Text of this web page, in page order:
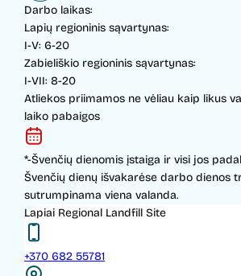
Darbo laikas:
Lapių regioninis sąvartynas:
I-V: 6-20
Zabieliškio regioninis sąvartynas:
I-VII: 8-20
Atliekos priimamos ne vėliau kaip likus
laiko pabaigos
*-Švenčių dienomis įstaiga ir visi jos
Švenčių dienų išvakarėse darbo dienos
sutrumpinama viena valanda.
Lapiai Regional Landfill Site
+370 682 55781